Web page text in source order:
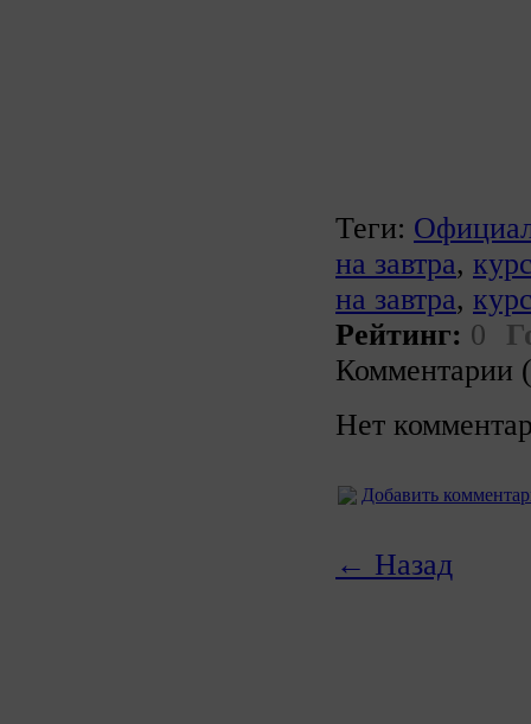
Теги:
на завтра,
на завтра,
Рейтинг: 0
Комментарии
Нет
Добавить
← Назад